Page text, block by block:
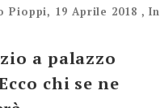
Pioppi, 19 Aprile 2018 ,In
a palazzo
chi se ne